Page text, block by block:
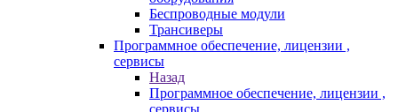
Беспроводные модули
Трансиверы
Программное обеспечение, лицензии ,
сервисы
Назад
Программное обеспечение, лицензии ,
сервисы